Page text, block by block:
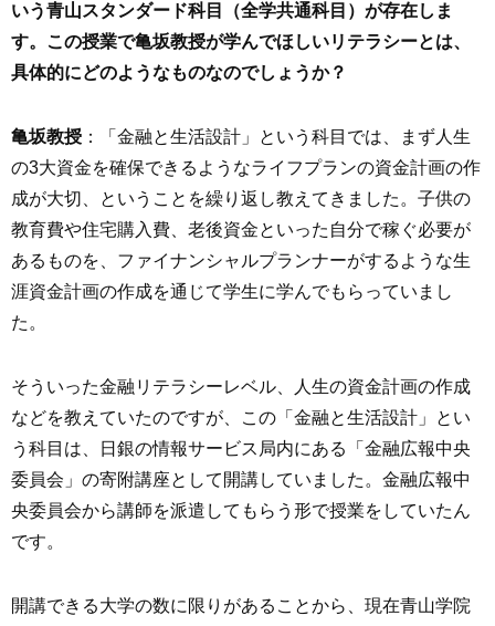
いう青山スタンダード科目（全学共通科目）が存在しま
す。この授業で亀坂教授が学んでほしいリテラシーとは、
具体的にどのようなものなのでしょうか？
亀坂教授 ：「金融と生活設計」という科目では、まず人生
の3大資金を確保できるようなライフプランの資金計画の作
成が大切、ということを繰り返し教えてきました。子供の
教育費や住宅購入費、老後資金といった自分で稼ぐ必要が
あるものを、ファイナンシャルプランナーがするような生
涯資金計画の作成を通じて学生に学んでもらっていまし
た。
そういった金融リテラシーレベル、人生の資金計画の作成
などを教えていたのですが、この「金融と生活設計」とい
う科目は、日銀の情報サービス局内にある「金融広報中央
委員会」の寄附講座として開講していました。金融広報中
央委員会から講師を派遣してもらう形で授業をしていたん
です。
開講できる大学の数に限りがあることから、現在青山学院